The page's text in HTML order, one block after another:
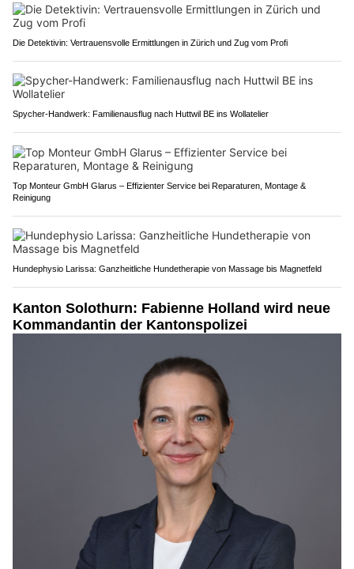
Die Detektivin: Vertrauensvolle Ermittlungen in Zürich und Zug vom Profi
Spycher-Handwerk: Familienausflug nach Huttwil BE ins Wollatelier
Top Monteur GmbH Glarus – Effizienter Service bei Reparaturen, Montage &
Reinigung
Hundephysio Larissa: Ganzheitliche Hundetherapie von Massage bis Magnetfeld
Kanton Solothurn: Fabienne Holland wird neue
Kommandantin der Kantonspolizei